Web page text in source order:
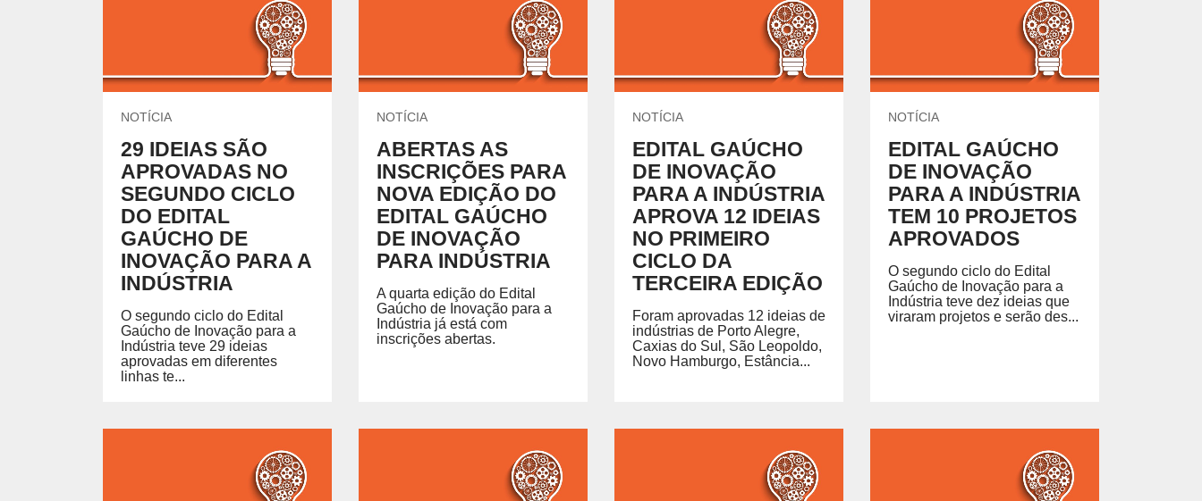
CURSOS DE GRADUAÇÃO E PÓS GRADUAÇÃO
Formação de nível superior em cursos de áreas específicas habilitando você para
o exercício profissional.
ESCOLAS DO SENAI FACULDADE SENAI PORTAL DO ALUNO
Portal do Aluno
PORTAL DO DOCENTE
Portal do Docente
Química e Meio Ambiente
UNIDADES DO SENAI
Encontre nossas unidades. REGIMENTO
Acesse o regimento do SENAI/RS.
PARCERIAS COM PODER PÚBLICO
NOTÍCIA
29 IDEIAS SÃO
APROVADAS NO
SEGUNDO CICLO
DO EDITAL
GAÚCHO DE
INOVAÇÃO PARA A
INDÚSTRIA
O segundo ciclo do Edital
Gaúcho de Inovação para a
Indústria teve 29 ideias
aprovadas em diferentes
linhas te...
NOTÍCIA
ABERTAS AS
INSCRIÇÕES PARA
NOVA EDIÇÃO DO
EDITAL GAÚCHO
DE INOVAÇÃO
PARA INDÚSTRIA
A quarta edição do Edital
Gaúcho de Inovação para a
Indústria já está com
inscrições abertas.
NOTÍCIA
EDITAL GAÚCHO
DE INOVAÇÃO
PARA A INDÚSTRIA
APROVA 12 IDEIAS
NO PRIMEIRO
CICLO DA
TERCEIRA EDIÇÃO
Foram aprovadas 12 ideias de
indústrias de Porto Alegre,
Caxias do Sul, São Leopoldo,
Novo Hamburgo, Estância...
NOTÍCIA
EDITAL GAÚCHO
DE INOVAÇÃO
PARA A INDÚSTRIA
TEM 10 PROJETOS
APROVADOS
O segundo ciclo do Edital
Gaúcho de Inovação para a
Indústria teve dez ideias que
viraram projetos e serão des...